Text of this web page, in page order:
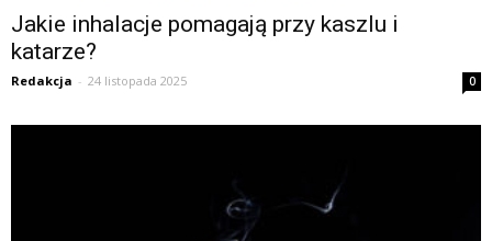
Jakie inhalacje pomagają przy kaszlu i
katarze?
Redakcja - 24 listopada 2025 0